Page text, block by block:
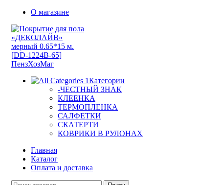
О магазине
Категории
-ЧЕСТНЫЙ ЗНАК
КЛЕЕНКА
ТЕРМОПЛЕНКА
САЛФЕТКИ
СКАТЕРТИ
КОВРИКИ В РУЛОНАХ
Главная
Каталог
Оплата и доставка